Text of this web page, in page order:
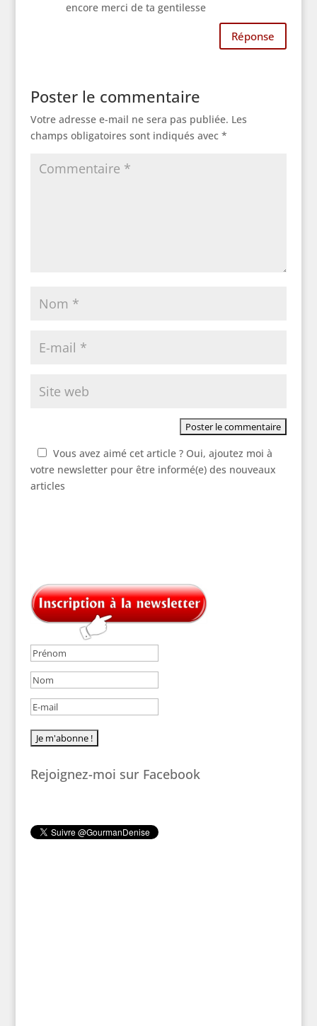
encore merci de ta gentilesse
Réponse
Poster le commentaire
Votre adresse e-mail ne sera pas publiée. Les
champs obligatoires sont indiqués avec *
Vous avez aimé cet article ? Oui, ajoutez moi à
votre newsletter pour être informé(e) des nouveaux
articles
Rejoignez-moi sur Facebook